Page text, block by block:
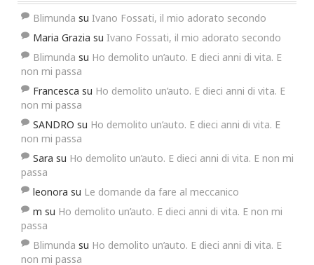
Blimunda su Ivano Fossati, il mio adorato secondo
Maria Grazia su Ivano Fossati, il mio adorato secondo
Blimunda su Ho demolito un’auto. E dieci anni di vita. E
non mi passa
Francesca su Ho demolito un’auto. E dieci anni di vita. E
non mi passa
SANDRO su Ho demolito un’auto. E dieci anni di vita. E
non mi passa
Sara su Ho demolito un’auto. E dieci anni di vita. E non mi
passa
leonora su Le domande da fare al meccanico
m su Ho demolito un’auto. E dieci anni di vita. E non mi
passa
Blimunda su Ho demolito un’auto. E dieci anni di vita. E
non mi passa